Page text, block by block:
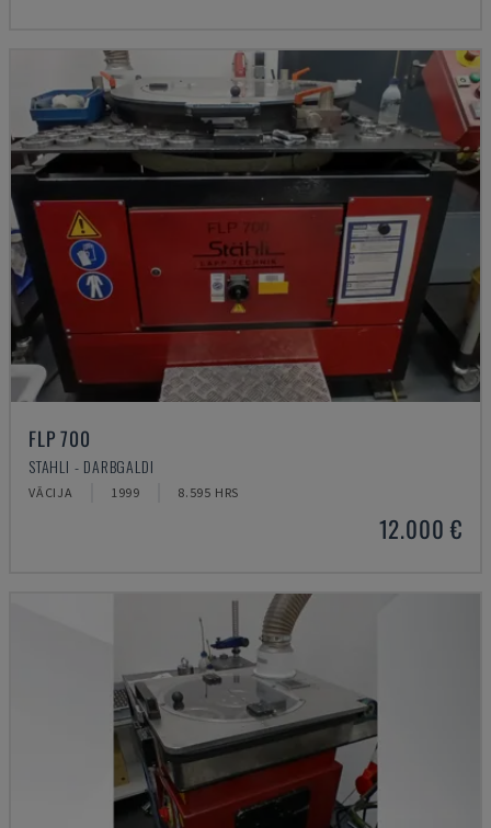
FLP 700
STAHLI - DARBGALDI
VĀCIJA 1999 8.595 HRS
12.000 €